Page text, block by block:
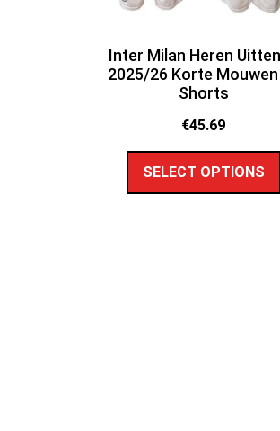
Inter Milan Heren
2025/26 Korte Mouwen
Shorts
€45.69
SELECT OPTIONS